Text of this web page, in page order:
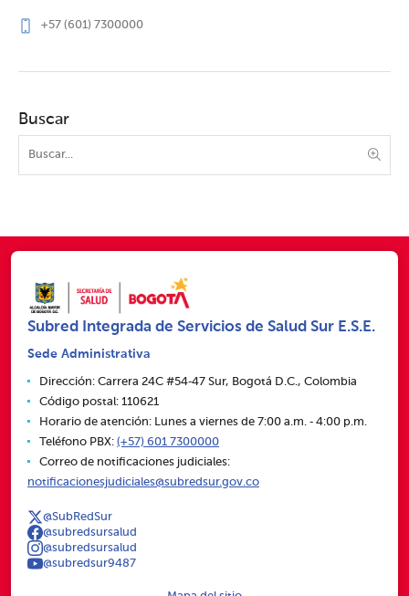
+57 (601) 7300000
Buscar
Subred Integrada de Servicios de Salud Sur E.S.E.
Sede Administrativa
Dirección: Carrera 24C #54‑47 Sur, Bogotá D.C., Colombia
Código postal: 110621
Horario de atención: Lunes a viernes de 7:00 a.m. ‑ 4:00 p.m.
Teléfono PBX: (+57) 601 7300000
Correo de notificaciones judiciales:
notificacionesjudiciales@subredsur.gov.co
@SubRedSur
@subredsursalud
@subredsursalud
@subredsur9487